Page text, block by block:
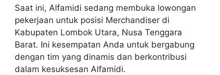
Saat ini, Alfamidi sedang membuka lowongan
pekerjaan untuk posisi Merchandiser di
Kabupaten Lombok Utara, Nusa Tenggara
Barat. Ini kesempatan Anda untuk bergabung
dengan tim yang dinamis dan berkontribusi
dalam kesuksesan Alfamidi.